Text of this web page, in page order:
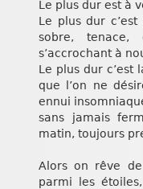
Le plus dur est à
Le plus dur
sobre,
s’accrochant à
Le plus dur c’est
que l’on ne
ennui
sans jamais
matin, toujours
Alors on rêve
parmi les